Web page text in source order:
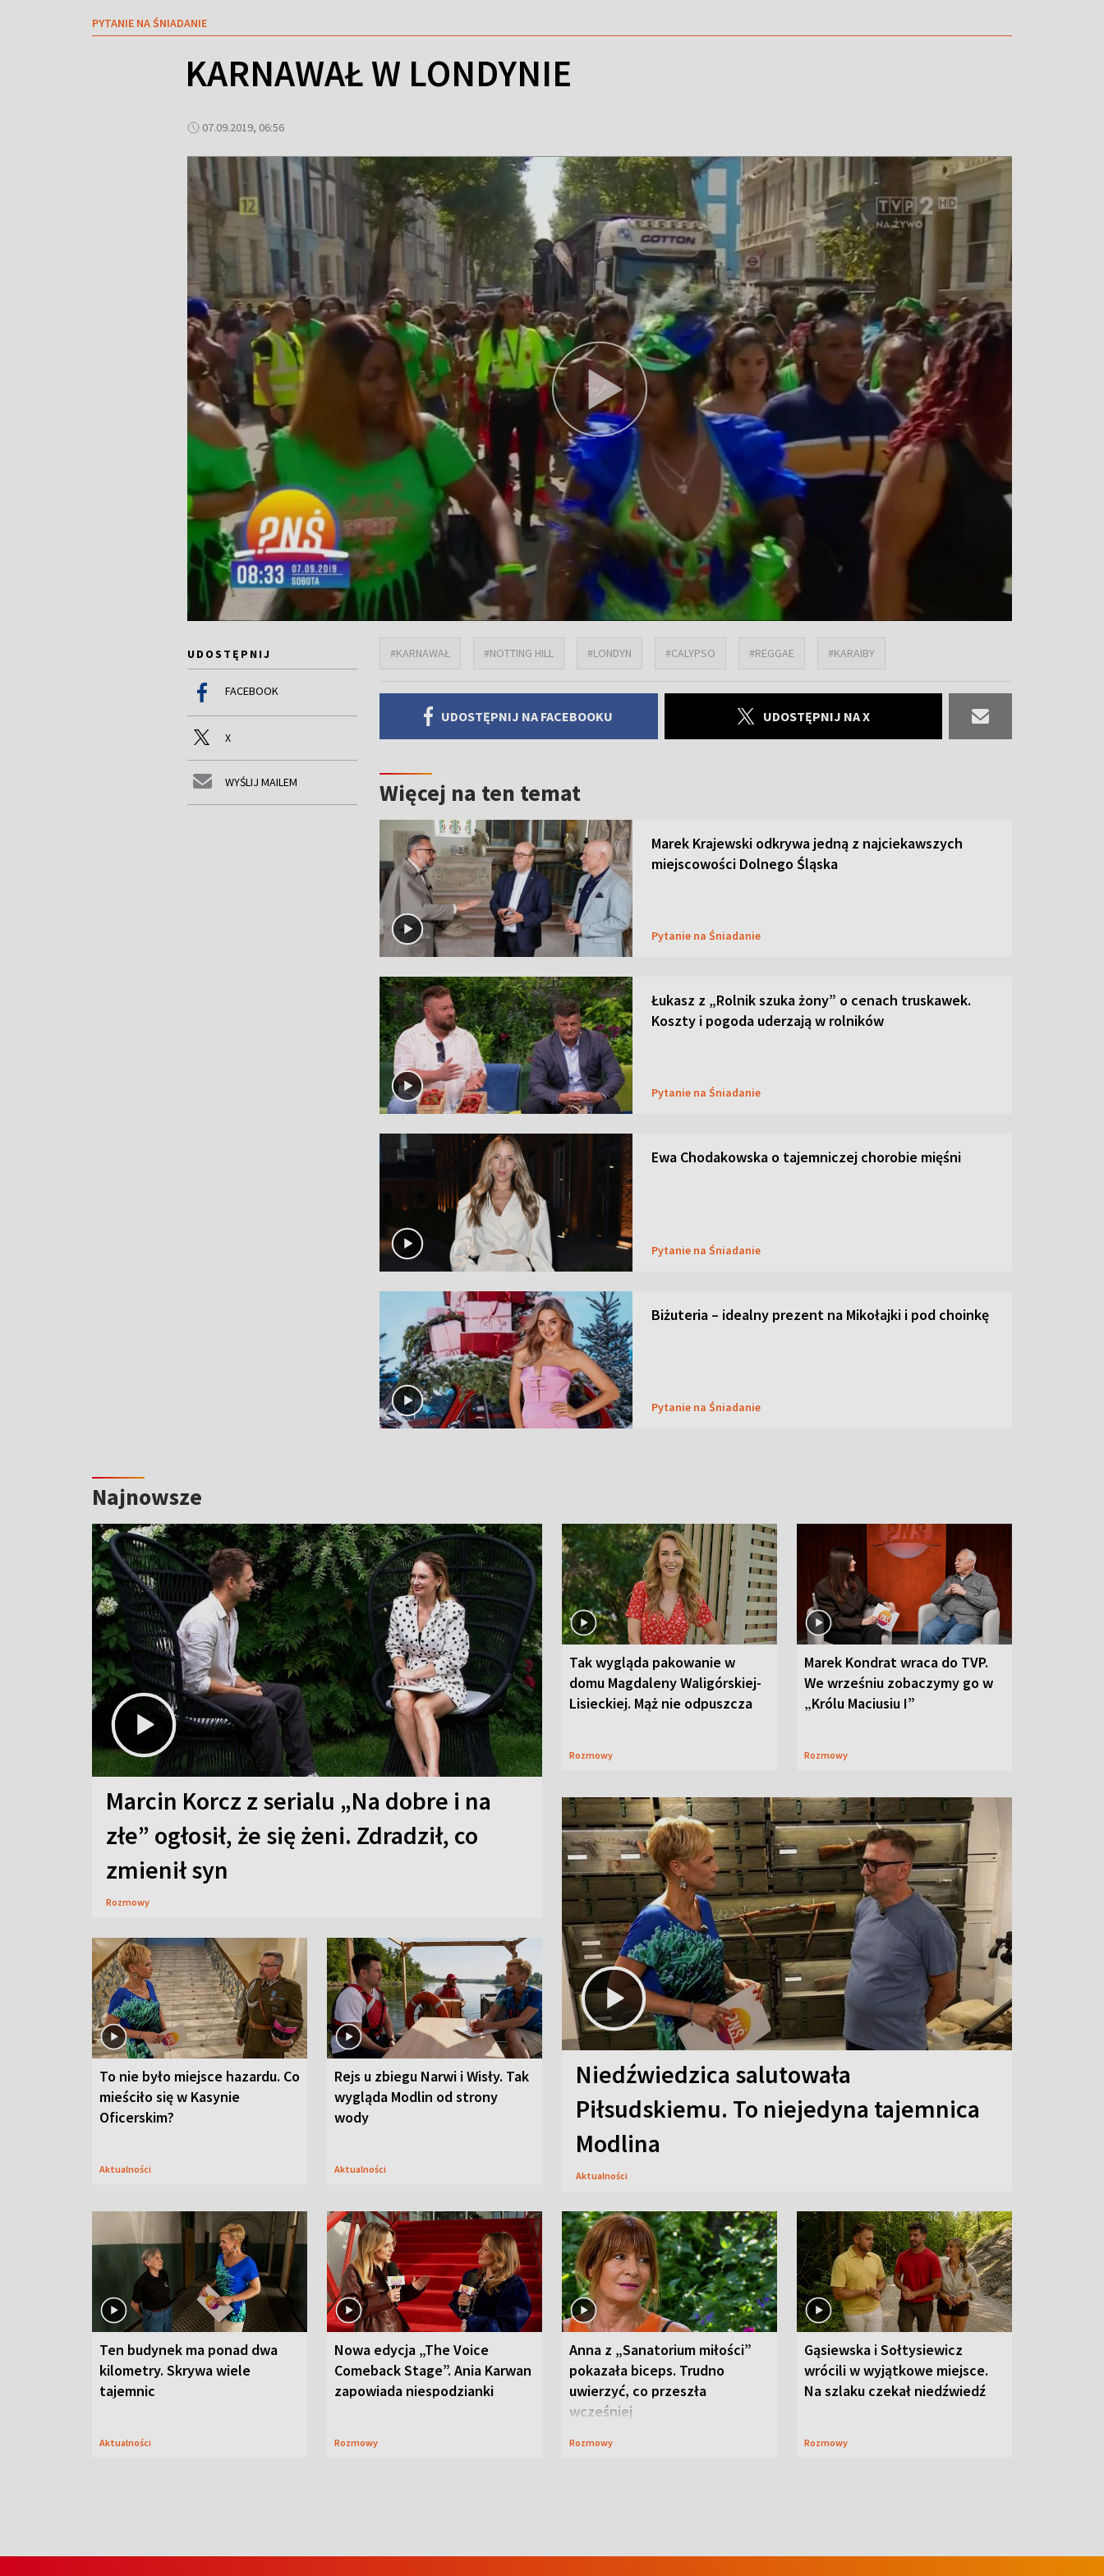
PYTANIE NA ŚNIADANIE
KARNAWAŁ W LONDYNIE
07.09.2019, 06:56
UDOSTĘPNIJ
FACEBOOK
X
WYŚLIJ MAILEM
#KARNAWAŁ #NOTTING HILL #LONDYN #CALYPSO #REGGAE #KARAIBY
UDOSTĘPNIJ NA FACEBOOKU UDOSTĘPNIJ NA X
Więcej na ten temat
Marek Krajewski odkrywa jedną z najciekawszych
miejscowości Dolnego Śląska
Pytanie na Śniadanie
Łukasz z „Rolnik szuka żony” o cenach truskawek.
Koszty i pogoda uderzają w rolników
Pytanie na Śniadanie
Ewa Chodakowska o tajemniczej chorobie mięśni
Pytanie na Śniadanie
Biżuteria – idealny prezent na Mikołajki i pod choinkę
Pytanie na Śniadanie
Najnowsze
Marcin Korcz z serialu „Na dobre i na
złe” ogłosił, że się żeni. Zdradził, co
zmienił syn
Rozmowy
Tak wygląda pakowanie w
domu Magdaleny Waligórskiej-
Lisieckiej. Mąż nie odpuszcza
Rozmowy
Marek Kondrat wraca do TVP.
We wrześniu zobaczymy go w
„Królu Maciusiu I”
Rozmowy
To nie było miejsce hazardu. Co
mieściło się w Kasynie
Oficerskim?
Aktualności
Rejs u zbiegu Narwi i Wisły. Tak
wygląda Modlin od strony
wody
Aktualności
Niedźwiedzica salutowała
Piłsudskiemu. To niejedyna tajemnica
Modlina
Aktualności
Ten budynek ma ponad dwa
kilometry. Skrywa wiele
tajemnic
Aktualności
Nowa edycja „The Voice
Comeback Stage”. Ania Karwan
zapowiada niespodzianki
Rozmowy
Anna z „Sanatorium miłości”
pokazała biceps. Trudno
uwierzyć, co przeszła
wcześniej
Rozmowy
Gąsiewska i Sołtysiewicz
wrócili w wyjątkowe miejsce.
Na szlaku czekał niedźwiedź
Rozmowy